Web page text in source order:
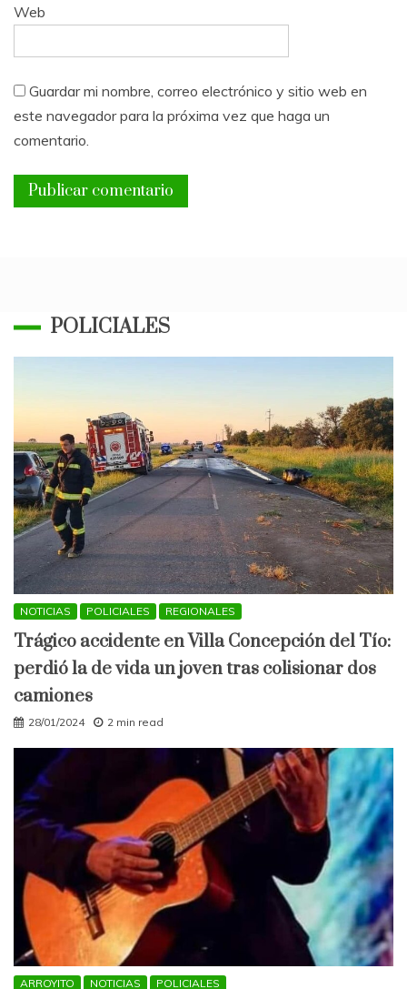
Web
Guardar mi nombre, correo electrónico y sitio web en
este navegador para la próxima vez que haga un
comentario.
POLICIALES
NOTICIAS POLICIALES REGIONALES
Trágico accidente en Villa Concepción del Tío:
perdió la de vida un joven tras colisionar dos
camiones
28/01/2024 2 min read
ARROYITO NOTICIAS POLICIALES